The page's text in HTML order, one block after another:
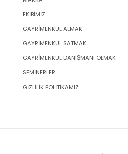
EKİBİMİZ
GAYRİMENKUL ALMAK
GAYRİMENKUL SATMAK
GAYRİMENKUL DANIŞMANI OLMAK
SEMİNERLER
GİZLİLİK POLİTİKAMIZ